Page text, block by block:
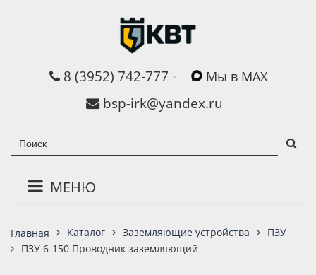
8 (3952) 742-777 Мы в MAX
bsp-irk@yandex.ru
МЕНЮ
Главная Каталог Заземляющие устройства
ПЗУ
ПЗУ 6-150 Проводник заземляющий